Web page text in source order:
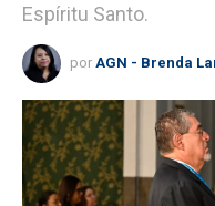
Espíritu Santo.
por AGN - Brenda